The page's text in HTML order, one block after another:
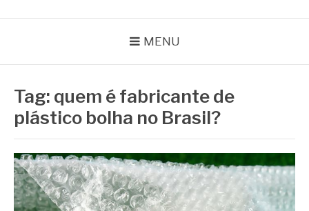
MENU
Tag: quem é fabricante de
plástico bolha no Brasil?